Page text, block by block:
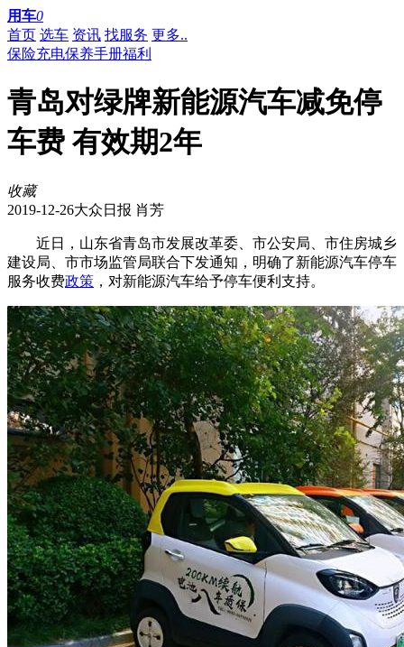
用车0
首页 选车 资讯 找服务 更多..
保险充电保养手册福利
青岛对绿牌新能源汽车减免停
车费 有效期2年
收藏
2019-12-26大众日报 肖芳
近日，山东省青岛市发展改革委、市公安局、市住房城乡
建设局、市市场监管局联合下发通知，明确了新能源汽车停车
服务收费政策 ，对新能源汽车给予停车便利支持。